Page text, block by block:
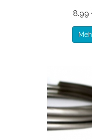
8.99